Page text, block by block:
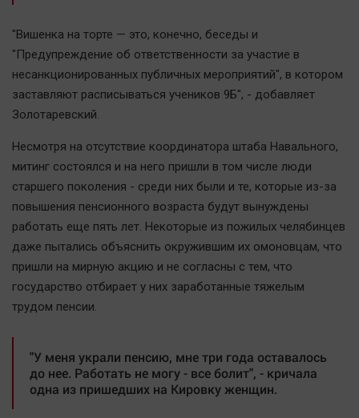
XX век: криминальные уроки
Банки
Медиаграмотность
Медицина
Новости компаний
Прогулки по городу Ч
Спецпроект
Челябинск космический
Bookworms
English version
Online-консультация
"Вишенка на торте — это, конечно, беседы и
"Предупреждение об ответственности за участие в
несанкционированных публичных мероприятий", в котором
заставляют расписываться учеников 9Б", - добавляет
Золотаревский.
Несмотря на отсутствие координатора штаба Навального,
митинг состоялся и на него пришли в том числе люди
старшего поколения - среди них были и те, которые из-за
повышения пенсионного возраста будут вынуждены
работать еще пять лет. Некоторые из пожилых челябинцев
даже пытались объяснить окружившим их омоновцам, что
пришли на мирную акцию и не согласны с тем, что
государство отбирает у них заработанные тяжелым
трудом пенсии.
"У меня украли пенсию, мне три года оставалось
до нее. Работать не могу - все болит", - кричала
одна из пришедших на Кировку женщин.